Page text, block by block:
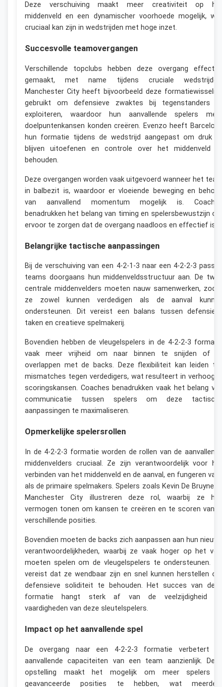
Deze verschuiving maakt meer creativiteit op
middenveld en een dynamischer voorhoede mogelijk,
cruciaal kan zijn in wedstrijden met hoge inzet.
Succesvolle teamovergangen
Verschillende topclubs hebben deze overgang
gemaakt, met name tijdens cruciale
Manchester City heeft bijvoorbeeld deze
gebruikt om defensieve zwaktes bij tegenstanders
exploiteren, waardoor hun aanvallende spelers
doelpuntenkansen konden creëren. Evenzo heeft
hun formatie tijdens de wedstrijd aangepast om druk
blijven uitoefenen en controle over het middenveld
behouden.
Deze overgangen worden vaak uitgevoerd wanneer het
in balbezit is, waardoor er vloeiende beweging en
van aanvallend momentum mogelijk is.
benadrukken het belang van timing en spelersbewustzijn
ervoor te zorgen dat de overgang naadloos en effectief is.
Belangrijke tactische aanpassingen
Bij de verschuiving van een 4-2-1-3 naar een 4-2-2-3
teams doorgaans hun middenveldsstructuur aan. De
centrale middenvelders moeten nauw samenwerken,
ze zowel kunnen verdedigen als de aanval
ondersteunen. Dit vereist een balans tussen
taken en creatieve spelmakerij.
Bovendien hebben de vleugelspelers in de 4-2-2-3
vaak meer vrijheid om naar binnen te snijden of
overlappen met de backs. Deze flexibiliteit kan leiden
mismatches tegen verdedigers, wat resulteert in
scoringskansen. Coaches benadrukken vaak het belang
communicatie tussen spelers om deze
aanpassingen te maximaliseren.
Opmerkelijke spelersrollen
In de 4-2-2-3 formatie worden de rollen van de
middenvelders cruciaal. Ze zijn verantwoordelijk voor
verbinden van het middenveld en de aanval, en fungeren
als de primaire spelmakers. Spelers zoals Kevin De Bruyne
Manchester City illustreren deze rol, waarbij ze
vermogen tonen om kansen te creëren en te scoren
verschillende posities.
Bovendien moeten de backs zich aanpassen aan hun
verantwoordelijkheden, waarbij ze vaak hoger op het
moeten spelen om de vleugelspelers te ondersteunen.
vereist dat ze wendbaar zijn en snel kunnen herstellen
defensieve soliditeit te behouden. Het succes van
formatie hangt sterk af van de veelzijdigheid
vaardigheden van deze sleutelspelers.
Impact op het aanvallende spel
De overgang naar een 4-2-2-3 formatie verbetert
aanvallende capaciteiten van een team aanzienlijk.
opstelling maakt het mogelijk om meer spelers
geavanceerde posities te hebben, wat